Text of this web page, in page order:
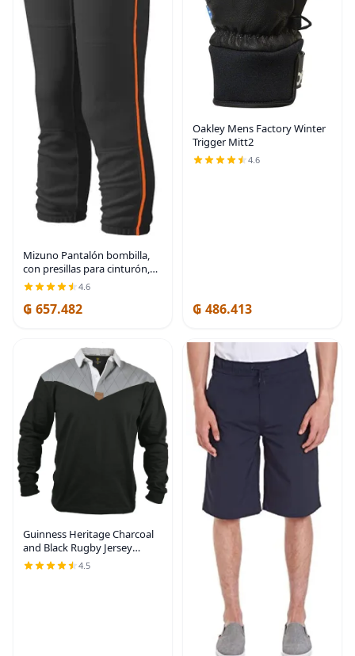
Mizuno Pantalón bombilla,
con presillas para cinturón,
para mujer. 4.6
₲ 657.482
Oakley Mens Factory Winter
Trigger Mitt2
4.6
₲ 486.413
Guinness Heritage Charcoal
and Black Rugby Jersey
Camisetas de rugby de
manga larga para hombres |
4.5